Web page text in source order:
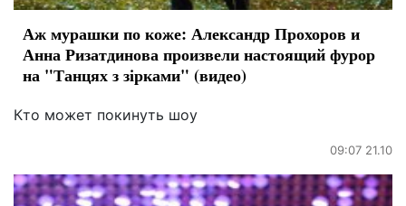
Аж мурашки по коже: Александр Прохоров и
Анна Ризатдинова произвели настоящий фурор
на "Танцях з зірками" (видео)
Кто может покинуть шоу
09:07 21.10